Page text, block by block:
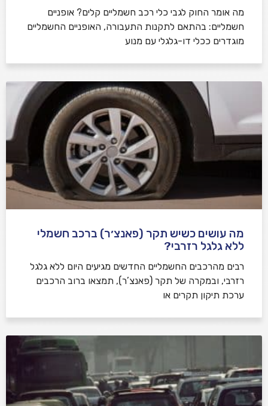
מה אומר החוק לגבי כלי רכב חשמליים קלים? אופניים
חשמליים: בהתאם לתקנות התעבורה, האופניים החשמליים
מוגדרים ככלי דו-גלגלי עם מנוע
מה עושים כשיש תקר (פאנצ׳ר) ברכב חשמלי
ללא גלגל רזרבי?
רבים מהרכבים החשמליים החדשים מגיעים היום ללא גלגל
רזרבי, ובמקרה של תקר (פאנצ’ר), תמצאו ברוב הרכבים
ערכת תיקון תקרים או